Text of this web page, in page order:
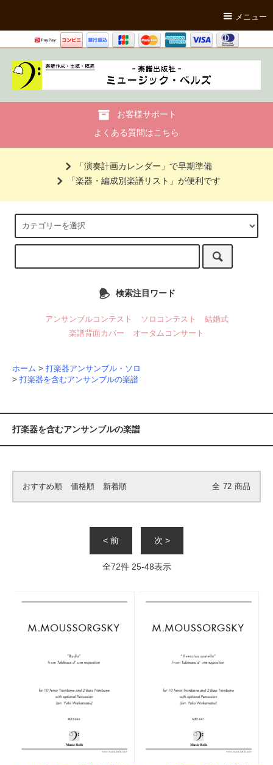
メニュー
お客様サポート
よくある質問はこちら
「演奏計画カレンダー」で早期準備
「楽器・編成別楽譜リスト」が便利です
検索注目ワード
アンサンブルコンテスト ソロコンテスト
結婚式
楽譜背面カバー
オータムコンサート
ホーム > 打楽器アンサンブル・ソロ
> 打楽器を含むアンサンブルの楽譜
打楽器を含むアンサンブルの楽譜
おすすめ順 価格順 新着順 全 72 商品
< 前 次 >
全72件 25-48表示